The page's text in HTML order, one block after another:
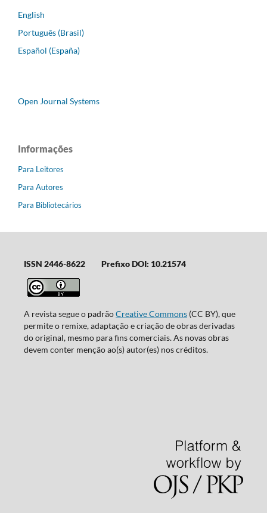
English
Português (Brasil)
Español (España)
Open Journal Systems
Informações
Para Leitores
Para Autores
Para Bibliotecários
ISSN 2446-8622 Prefixo DOI: 10.21574
A revista segue o padrãoCreative Commons(CC BY), que
permite o remixe, adaptação e criação de obras derivadas
do original, mesmo para fins comerciais. As novas obras
devem conter menção ao(s) autor(es) nos créditos.